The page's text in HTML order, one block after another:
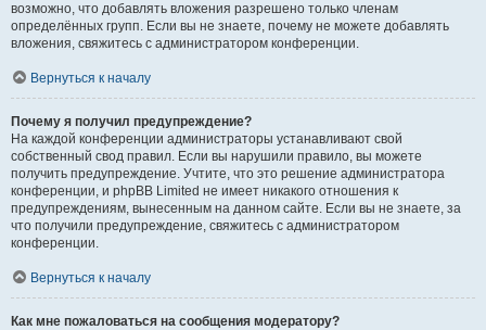
возможно, что добавлять вложения разрешено только членам
определённых групп. Если вы не знаете, почему не можете добавлять
вложения, свяжитесь с администратором конференции.
Вернуться к началу
Почему я получил предупреждение?
На каждой конференции администраторы устанавливают свой
собственный свод правил. Если вы нарушили правило, вы можете
получить предупреждение. Учтите, что это решение администратора
конференции, и phpBB Limited не имеет никакого отношения к
предупреждениям, вынесенным на данном сайте. Если вы не знаете, за
что получили предупреждение, свяжитесь с администратором
конференции.
Вернуться к началу
Как мне пожаловаться на сообщения модератору?